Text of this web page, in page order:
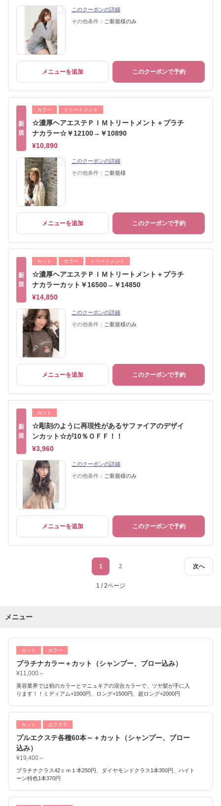
このクーポンの詳細
その他条件： ご新規様のみ
メニューを追加 このクーポンで予約
新
規
カラー トリートメント
☆濃厚ヘアエステＰＩＭトリートメント＋プラチ
ナカラー☆￥12100→￥10890
¥10,890
このクーポンの詳細
その他条件： ご新規様
メニューを追加 このクーポンで予約
新
規
カット カラー トリートメント
☆濃厚ヘアエステＰＩＭトリートメント＋プラチ
ナカラーカット￥16500→￥14850
¥14,850
このクーポンの詳細
その他条件： ご新規様のみ
メニューを追加 このクーポンで予約
新
規
カット
☆彫刻のように再現性があるサファイアのデザイ
ンカット☆が10％ＯＦＦ！！
¥3,960
このクーポンの詳細
その他条件： ご新規様のみ
メニューを追加 このクーポンで予約
次へ
1 2
1 / 2ページ
メニュー
カット カラー
プラチナカラー＋カット（シャンプー、ブロー込み）
¥11,000～
美容業界では初のカラーとマニュキアの混合カラーで、ツヤ髪が手に入
ります！！ミディアム+1000円、ロング+1500円、超ロング+2000円
カット エクステ
プルエクステ各種60本～＋カット（シャンプー、ブロー
込み）
¥19,400～
プラチナクラス42ｃｍ１本250円、ダイヤモンドクラス1本350円、ハイト
ーン特色1本370円